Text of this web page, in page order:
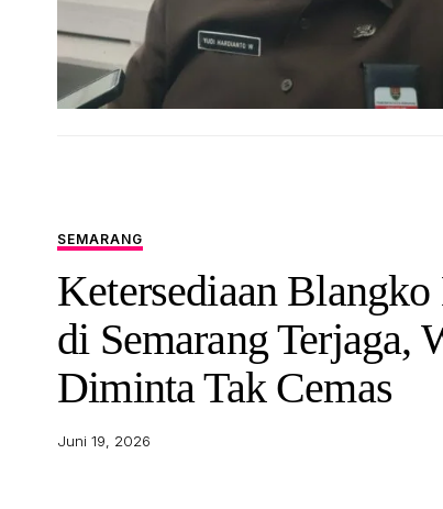
SEMARANG
Ketersediaan
di Semarang Terjaga,
Diminta Tak Cemas
Juni 19, 2026